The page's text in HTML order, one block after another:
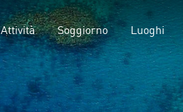
Attività Soggiorno Luoghi